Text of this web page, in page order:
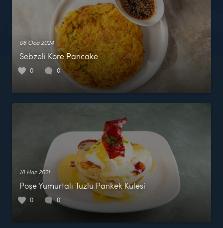
06 Oca 2024
Sebzeli Kore Pancake
0 0
18 Haz 2021
Poşe Yumurtalı Tuzlu Pankek Kulesi
0 0